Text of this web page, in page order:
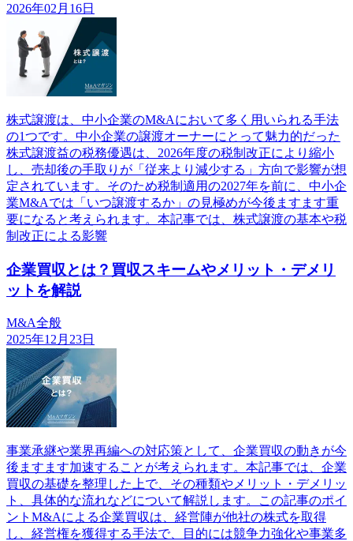
2026年02月16日
株式譲渡は、中小企業のM&Aにおいて多く用いられる手法
の1つです。中小企業の譲渡オーナーにとって魅力的だった
株式譲渡益の税務優遇は、2026年度の税制改正により縮小
し、売却後の手取りが「従来より減少する」方向で影響が想
定されています。そのため税制適用の2027年を前に、中小企
業M&Aでは「いつ譲渡するか」の見極めが今後ますます重
要になると考えられます。本記事では、株式譲渡の基本や税
制改正による影響
企業買収とは？買収スキームやメリット・デメリ
ットを解説
M&A全般
2025年12月23日
事業承継や業界再編への対応策として、企業買収の動きが今
後ますます加速することが考えられます。本記事では、企業
買収の基礎を整理した上で、その種類やメリット・デメリッ
ト、具体的な流れなどについて解説します。この記事のポイ
ントM&Aによる企業買収は、経営陣が他社の株式を取得
し、経営権を獲得する手法で、目的には競争力強化や事業多